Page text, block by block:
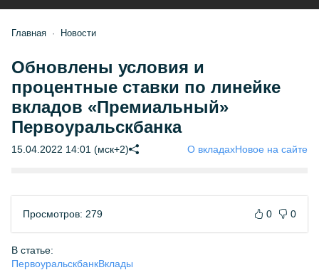
Главная Новости
Обновлены условия и
процентные ставки по линейке
вкладов «Премиальный»
Первоуральскбанка
15.04.2022 14:01 (мск+2) О вкладахНовое на сайте
Просмотров: 279 0 0
В статье:
ПервоуральскбанкВклады